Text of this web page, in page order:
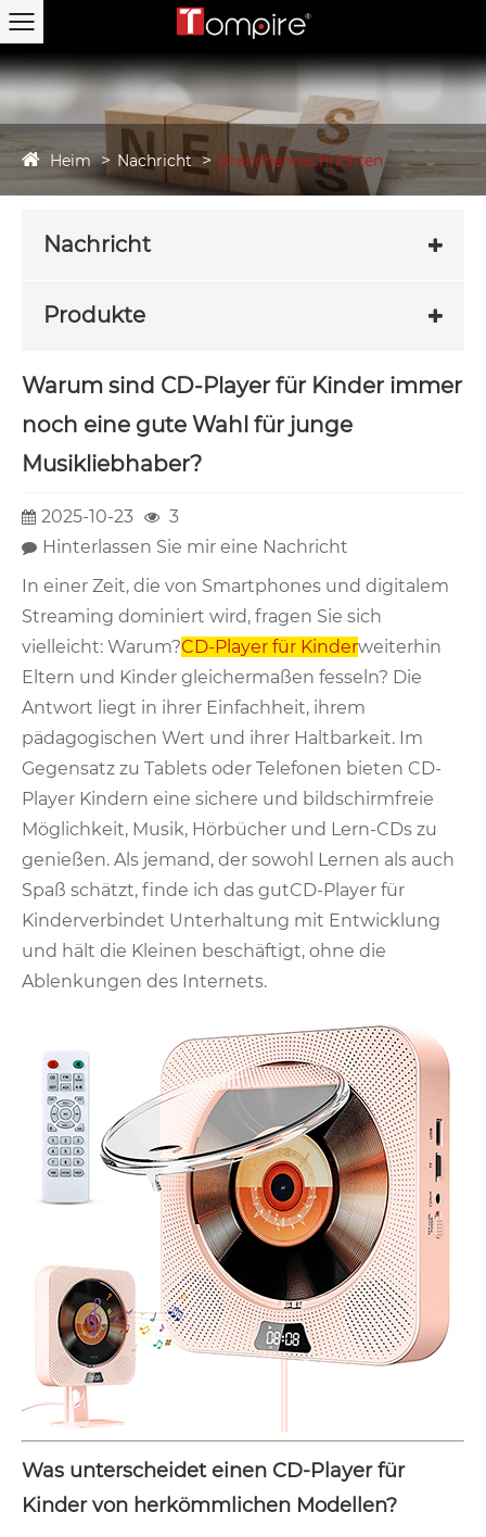
Heim Nachricht Branchennachrichten
Nachricht
Produkte
Warum sind CD-Player für Kinder immer
noch eine gute Wahl für junge
Musikliebhaber?
2025-10-23
3
Hinterlassen Sie mir eine Nachricht
In einer Zeit, die von Smartphones und digitalem
Streaming dominiert wird, fragen Sie sich
vielleicht: Warum?CD-Player für Kinderweiterhin
Eltern und Kinder gleichermaßen fesseln? Die
Antwort liegt in ihrer Einfachheit, ihrem
pädagogischen Wert und ihrer Haltbarkeit. Im
Gegensatz zu Tablets oder Telefonen bieten CD-
Player Kindern eine sichere und bildschirmfreie
Möglichkeit, Musik, Hörbücher und Lern-CDs zu
genießen. Als jemand, der sowohl Lernen als auch
Spaß schätzt, finde ich das gutCD-Player für
Kinderverbindet Unterhaltung mit Entwicklung
und hält die Kleinen beschäftigt, ohne die
Ablenkungen des Internets.
Was unterscheidet einen CD-Player für
Kinder von herkömmlichen Modellen?